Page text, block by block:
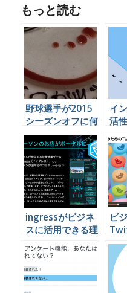
もっと読む
野球選手が2015
シーズンオフに何
をやっているかを
Twitterで見てみ
よう
イ
活
い
の
ingressがビジネ
スに活用できる理
由をがっつり書い
てみましたで
ビ
業